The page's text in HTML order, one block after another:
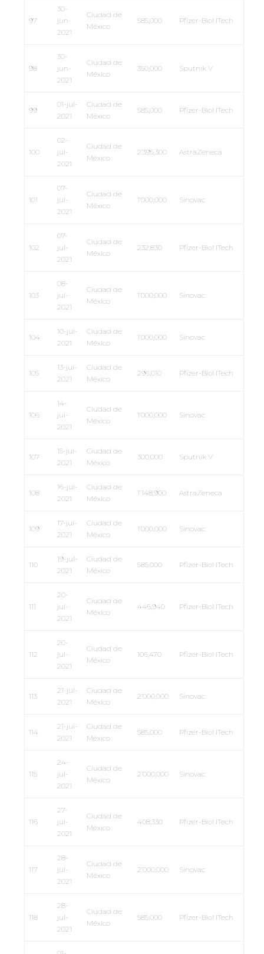
97
30-
jun-
2021
Ciudad de
México
585,000 Pfizer-BioNTech
98
30-
jun-
2021
Ciudad de
México
350,000 Sputnik V
99
01-jul-
2021
Ciudad de
México
585,000 Pfizer-BioNTech
100
02-
jul-
2021
Ciudad de
México
2’395,300 AstraZeneca
101
07-
jul-
2021
Ciudad de
México
1’000,000 Sinovac
102
07-
jul-
2021
Ciudad de
México
232,830 Pfizer-BioNTech
103
08-
jul-
2021
Ciudad de
México
1’000,000 Sinovac
104
10-jul-
2021
Ciudad de
México
1’000,000 Sinovac
105
13-jul-
2021
Ciudad de
México
296,010 Pfizer-BioNTech
106
14-
jul-
2021
Ciudad de
México
1’000,000 Sinovac
107
15-jul-
2021
Ciudad de
México
300,000 Sputnik V
108
16-jul-
2021
Ciudad de
México
1’148,900 AstraZeneca
109
17-jul-
2021
Ciudad de
México
1’000,000 Sinovac
110
19-jul-
2021
Ciudad de
México
585,000 Pfizer-BioNTech
111
20-
jul-
2021
Ciudad de
México
446,940 Pfizer-BioNTech
112
20-
jul-
2021
Ciudad de
México
106,470 Pfizer-BioNTech
113
21-jul-
2021
Ciudad de
México
2’000,000 Sinovac
114
21-jul-
2021
Ciudad de
México
585,000 Pfizer-BioNTech
115
24-
jul-
2021
Ciudad de
México
2’000,000 Sinovac
116
27-
jul-
2021
Ciudad de
México
408,330 Pfizer-BioNTech
117
28-
jul-
2021
Ciudad de
México
2’000,000 Sinovac
118
28-
jul-
2021
Ciudad de
México
585,000 Pfizer-BioNTech